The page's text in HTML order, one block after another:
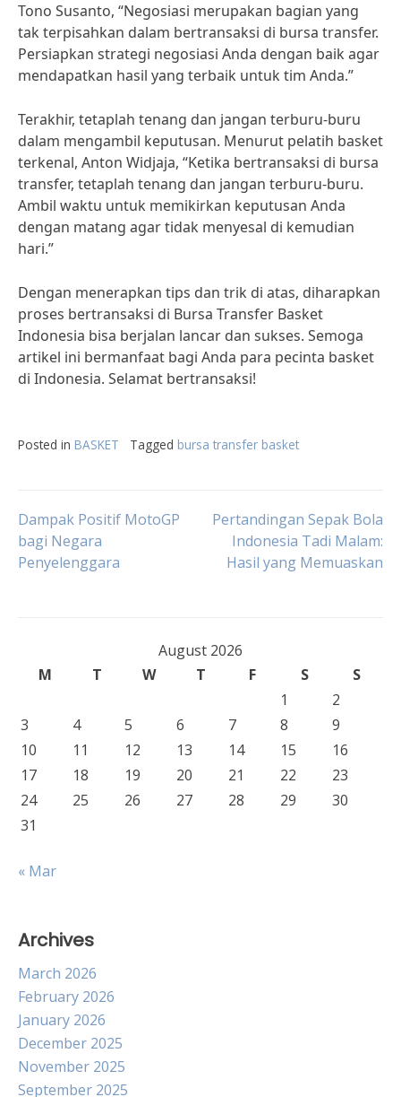
Tono Susanto, “Negosiasi merupakan bagian yang
tak terpisahkan dalam bertransaksi di bursa transfer.
Persiapkan strategi negosiasi Anda dengan baik agar
mendapatkan hasil yang terbaik untuk tim Anda.”
Terakhir, tetaplah tenang dan jangan terburu-buru
dalam mengambil keputusan. Menurut pelatih basket
terkenal, Anton Widjaja, “Ketika bertransaksi di bursa
transfer, tetaplah tenang dan jangan terburu-buru.
Ambil waktu untuk memikirkan keputusan Anda
dengan matang agar tidak menyesal di kemudian
hari.”
Dengan menerapkan tips dan trik di atas, diharapkan
proses bertransaksi di Bursa Transfer Basket
Indonesia bisa berjalan lancar dan sukses. Semoga
artikel ini bermanfaat bagi Anda para pecinta basket
di Indonesia. Selamat bertransaksi!
Posted in BASKET Tagged bursa transfer basket
Post
navigation
Dampak Positif MotoGP
bagi Negara
Penyelenggara
Pertandingan Sepak Bola
Indonesia Tadi Malam:
Hasil yang Memuaskan
August 2026
M
T W T F S
S
1
2
3
4 5 6 7 8
9
10
11 12 13 14 15
16
17
18 19 20 21 22
23
24
25 26 27 28 29
30
31
« Mar
Archives
March 2026
February 2026
January 2026
December 2025
November 2025
September 2025